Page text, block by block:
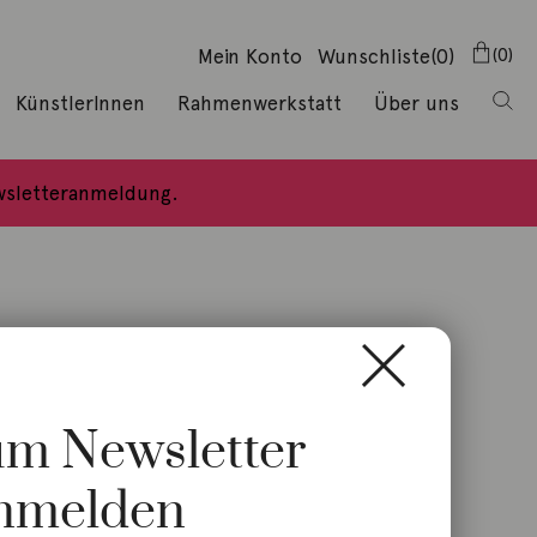
Mein Konto (0)
Wunschliste 0
KünstlerInnen Rahmenwerkstatt Über uns
Newsletter